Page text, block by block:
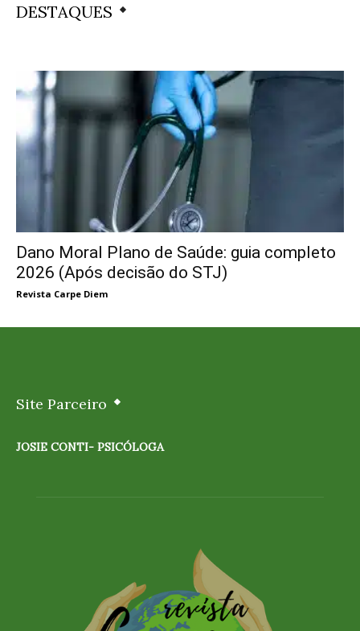
DESTAQUES
Dano Moral Plano de Saúde: guia completo
2026 (Após decisão do STJ)
Revista Carpe Diem
Site Parceiro
JOSIE CONTI- PSICÓLOGA